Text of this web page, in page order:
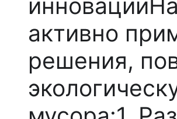
инновации
активно
решения,